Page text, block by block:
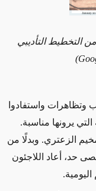
التخطيط التأديبي
وتظاهرات واستفادوا
يرونها مناسبة.
الزعتري. وبدلًا من
حد، أعاد اللاجئون